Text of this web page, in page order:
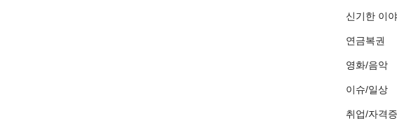
신기한 이
연금복권
영화/음악
이슈/일상
취업/자격증